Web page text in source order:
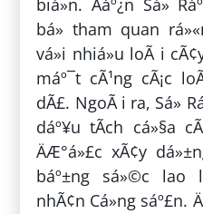
bá» tham quan
vá»i nhiá»u loÃ i
máº¯t cÃ¹ng cÃ¡c
dÃ£. NgoÃ i ra, Sá»
dáº¥u tÃ­ch cá»§a
ÄÆ°á»£c xÃ¢y
báº±ng sá»©c lao
nhÃ¢n Cá»ng sáº£n.